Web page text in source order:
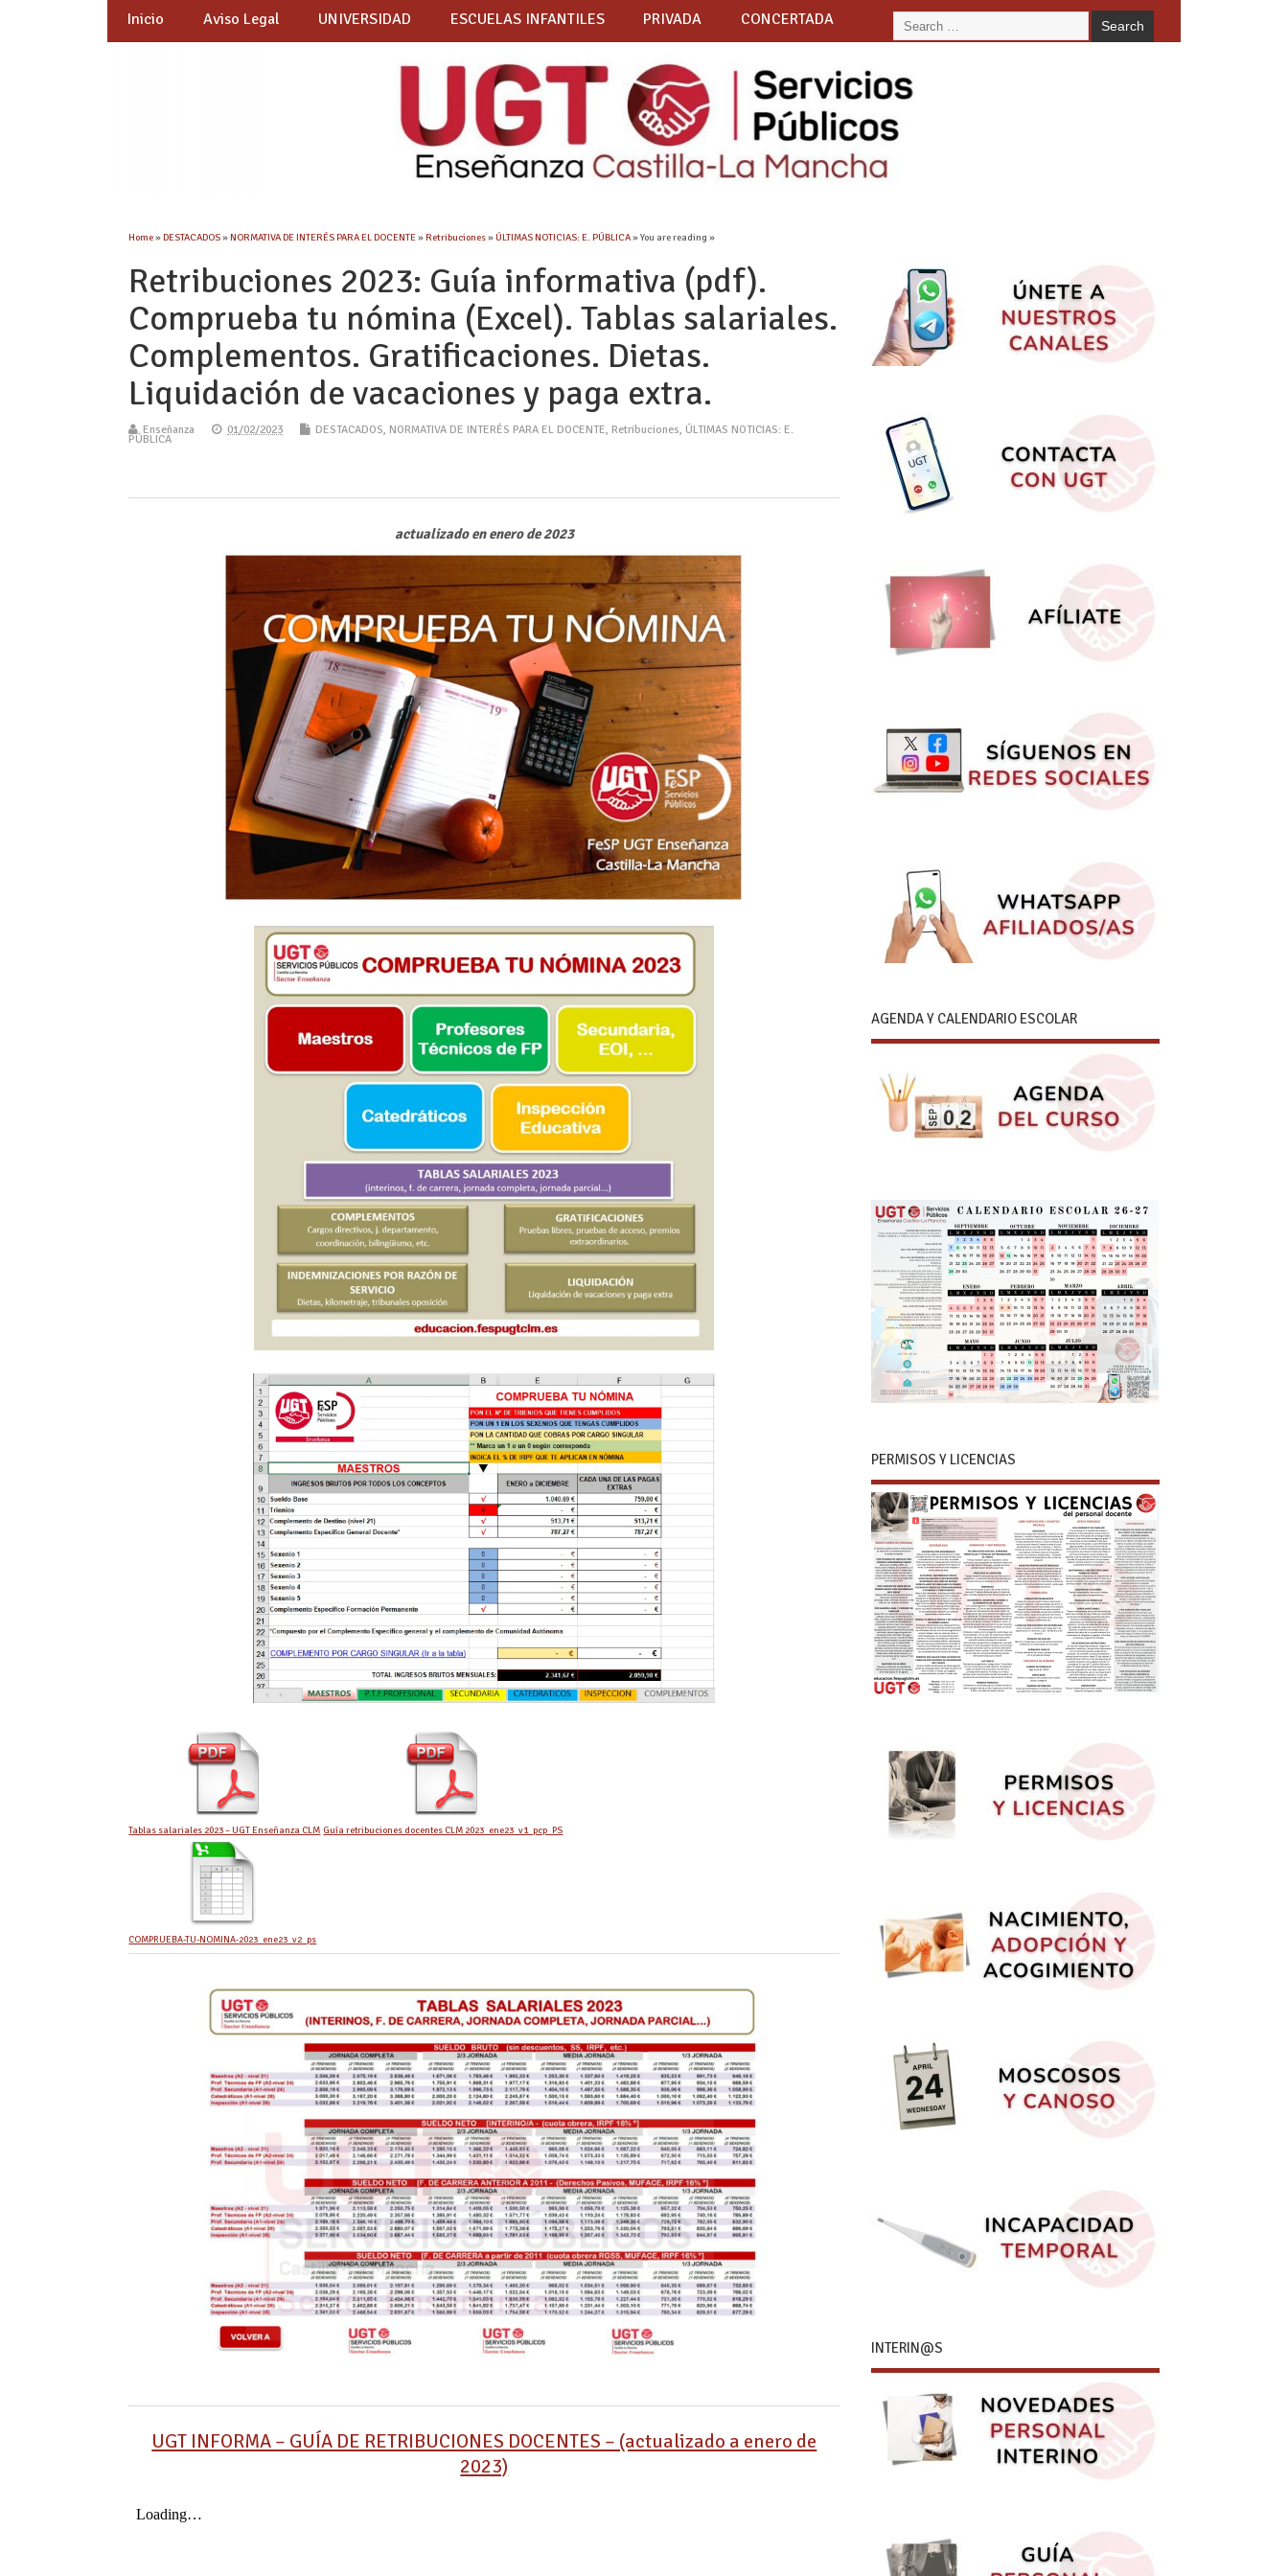
Inicio Aviso Legal UNIVERSIDAD ESCUELAS INFANTILES PRIVADA CONCERTADA
Home»DESTACADOS»NORMATIVA DE INTERÉS PARA EL DOCENTE»Retribuciones»ÚLTIMAS NOTICIAS: E. PÚBLICA» You are reading »
Retribuciones 2023: Guía informativa (pdf).
Comprueba tu nómina (Excel). Tablas salariales.
Complementos. Gratificaciones. Dietas.
Liquidación de vacaciones y paga extra.
Enseñanza 01/02/2023 DESTACADOS, NORMATIVA DE INTERÉS PARA EL DOCENTE, Retribuciones, ÚLTIMAS NOTICIAS: E.
PÚBLICA
actualizado en enero de 2023
Tablas salariales 2023 – UGT Enseñanza CLM Guía retribuciones docentes CLM 2023_ene23_v1_pcp_PS
COMPRUEBA-TU-NOMINA-2023_ene23_v2_ps
UGT INFORMA – GUÍA DE RETRIBUCIONES DOCENTES – (actualizado a enero de
2023)
AGENDA Y CALENDARIO ESCOLAR
PERMISOS Y LICENCIAS
INTERIN@S